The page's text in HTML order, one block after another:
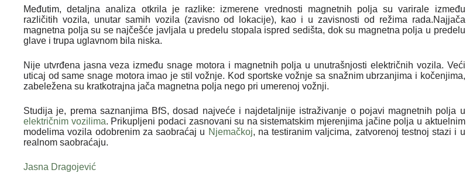
Međutim, detaljna analiza otkrila je razlike: izmerene vrednosti magnetnih polja su varirale između
različitih vozila, unutar samih vozila (zavisno od lokacije), kao i u zavisnosti od režima rada.Najjača
magnetna polja su se najčešće javljala u predelu stopala ispred sedišta, dok su magnetna polja u predelu
glave i trupa uglavnom bila niska.
Nije utvrđena jasna veza između snage motora i magnetnih polja u unutrašnjosti električnih vozila. Veći
uticaj od same snage motora imao je stil vožnje. Kod sportske vožnje sa snažnim ubrzanjima i kočenjima,
zabeležena su kratkotrajna jača magnetna polja nego pri umerenoj vožnji.
Studija je, prema saznanjima BfS, dosad najveće i najdetaljnije istraživanje o pojavi magnetnih polja u
električnim vozilima. Prikupljeni podaci zasnovani su na sistematskim mjerenjima jačine polja u aktuelnim
modelima vozila odobrenim za saobraćaj u Njemačkoj, na testiranim valjcima, zatvorenoj testnoj stazi i u
realnom saobraćaju.
Jasna Dragojević